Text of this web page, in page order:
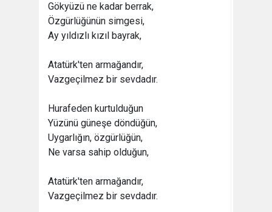
Gökyüzü ne kadar berrak,
Özgürlüğünün simgesi,
Ay yıldızlı kızıl bayrak,
Atatürk'ten armağandır,
Vazgeçilmez bir sevdadır.
Hurafeden kurtulduğun
Yüzünü güneşe döndüğün,
Uygarlığın, özgürlüğün,
Ne varsa sahip olduğun,
Atatürk'ten armağandır,
Vazgeçilmez bir sevdadır.